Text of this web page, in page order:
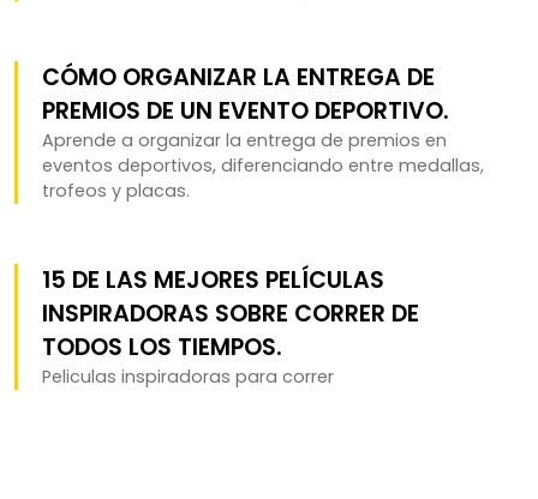
CÓMO ORGANIZAR LA ENTREGA DE
PREMIOS DE UN EVENTO DEPORTIVO.
Aprende a organizar la entrega de premios en
eventos deportivos, diferenciando entre medallas,
trofeos y placas.
15 DE LAS MEJORES PELÍCULAS
INSPIRADORAS SOBRE CORRER DE
TODOS LOS TIEMPOS.
Peliculas inspiradoras para correr